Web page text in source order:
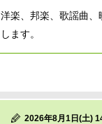
洋楽、邦楽、歌謡曲
します。
2026年8月1日(土)